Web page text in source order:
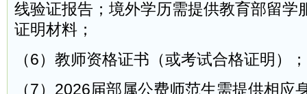
线验证报告；境外学历需提供教育部留学
证明材料；
（6）教师资格证书（或考试合格证明）；
（7）2026届部属公费师范生需提供相应